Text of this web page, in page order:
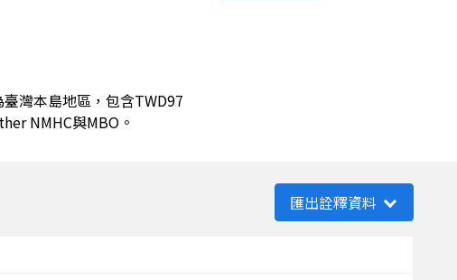
灣本島地區，包含TWD97
NMHC與MBO。
匯出詮釋資料